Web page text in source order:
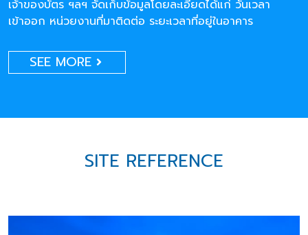
เจ้าของบัตร ฯลฯ จัดเก็บข้อมูลโดยละเอียดได้แก่ วันเวลา
เข้าออก หน่วยงานที่มาติดต่อ ระยะเวลาที่อยู่ในอาคาร
SEE MORE
SITE REFERENCE